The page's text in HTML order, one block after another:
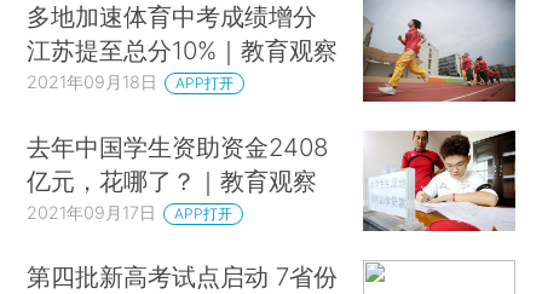
多地加速体育中考成绩增分
江苏提至总分10%｜教育观察
2021年09月18日 APP打开
去年中国学生资助资金2408
亿元，花哪了？｜教育观察
2021年09月17日 APP打开
第四批新高考试点启动 7省份